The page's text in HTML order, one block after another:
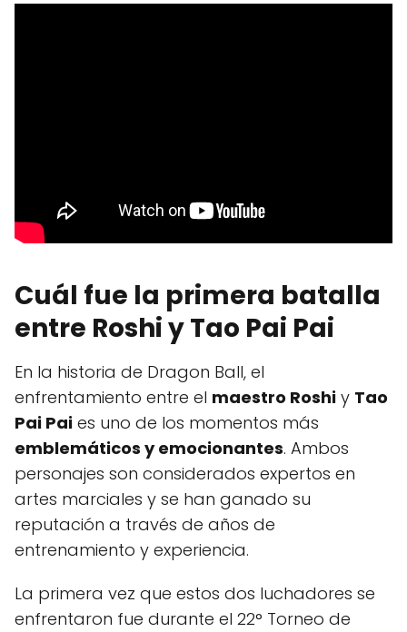
Cuál fue la primera batalla
entre Roshi y Tao Pai Pai
En la historia de Dragon Ball, el
enfrentamiento entre el maestro Roshi y Tao
Pai Pai es uno de los momentos más
emblemáticos y emocionantes. Ambos
personajes son considerados expertos en
artes marciales y se han ganado su
reputación a través de años de
entrenamiento y experiencia.
La primera vez que estos dos luchadores se
enfrentaron fue durante el 22° Torneo de